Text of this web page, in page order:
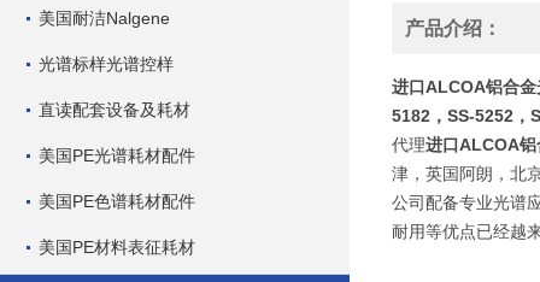
美国耐洁Nalgene
光谱标样光谱控样
直读配套设备及耗材
美国PE光谱耗材配件
美国PE色谱耗材配件
美国PE材料表征耗材
产品介绍：
进口ALCOA铝合
5182，SS-5252，
代理进口ALCOA
津，英国阿朗，北
公司配备专业光谱
耐用等优点已经越